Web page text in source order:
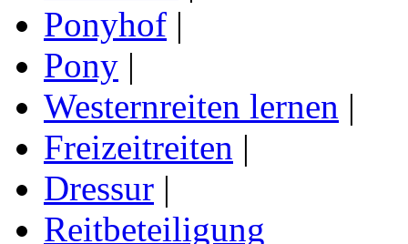
Ponyhof |
Pony |
Westernreiten lernen |
Freizeitreiten |
Dressur |
Reitbeteiligung